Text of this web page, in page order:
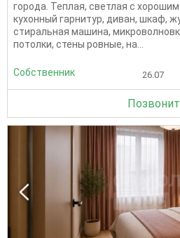
города. Теплая, светлая с
кухонный гарнитур, диван, шкаф,
стиральная машина,
потолки, стены ровные, на...
Собственник 26.07